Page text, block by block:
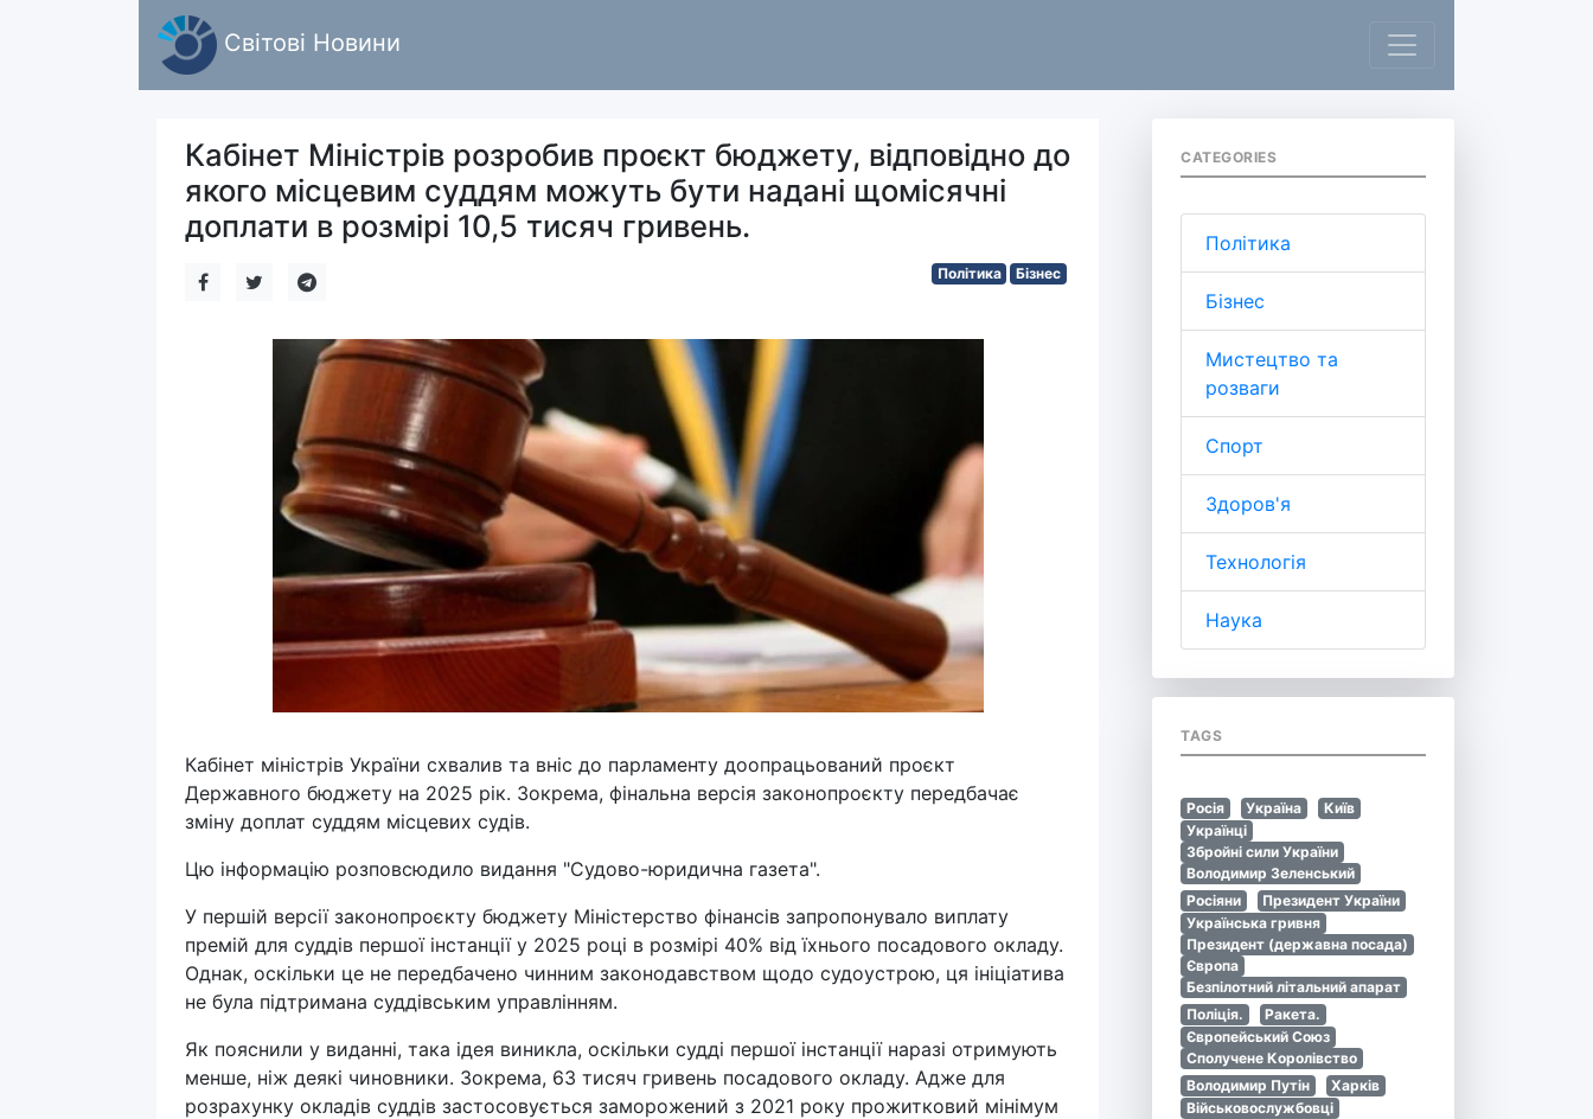
Світові Новини
Кабінет Міністрів розробив проєкт бюджету, відповідно до
якого місцевим суддям можуть бути надані щомісячні
доплати в розмірі 10,5 тисяч гривень.
Політика Бізнес
Кабінет міністрів України схвалив та вніс до парламенту доопрацьований проєкт
Державного бюджету на 2025 рік. Зокрема, фінальна версія законопроєкту передбачає
зміну доплат суддям місцевих судів.
Цю інформацію розповсюдило видання "Судово-юридична газета".
У першій версії законопроєкту бюджету Міністерство фінансів запропонувало виплату
премій для суддів першої інстанції у 2025 році в розмірі 40% від їхнього посадового окладу.
Однак, оскільки це не передбачено чинним законодавством щодо судоустрою, ця ініціатива
не була підтримана суддівським управлінням.
Як пояснили у виданні, така ідея виникла, оскільки судді першої інстанції наразі отримують
менше, ніж деякі чиновники. Зокрема, 63 тисяч гривень посадового окладу. Адже для
розрахунку окладів суддів застосовується заморожений з 2021 року прожитковий мінімум
CATEGORIES
Політика
Бізнес
Мистецтво та
розваги
Спорт
Здоров'я
Технологія
Наука
TAGS
Росія Україна
Київ
Українці
Збройні сили України
Володимир Зеленський
Росіяни
Президент України
Українська гривня
Президент (державна посада)
Європа
Безпілотний літальний апарат
Поліція.
Ракета.
Європейський Союз
Сполучене Королівство
Володимир Путін
Харків
Військовослужбовці